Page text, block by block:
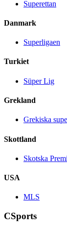
Superettan
Danmark
Superligaen
Turkiet
Süper Lig
Grekland
Grekiska
Skottland
Skotska
USA
MLS
CSports